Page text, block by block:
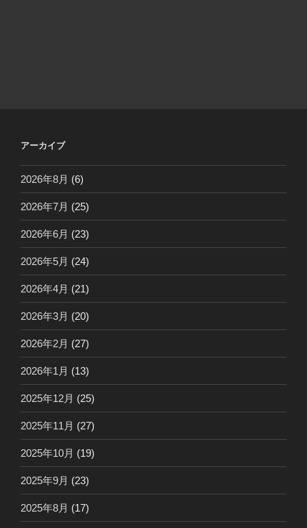
アーカイブ
2026年8月 (6)
2026年7月 (25)
2026年6月 (23)
2026年5月 (24)
2026年4月 (21)
2026年3月 (20)
2026年2月 (27)
2026年1月 (13)
2025年12月 (25)
2025年11月 (27)
2025年10月 (19)
2025年9月 (23)
2025年8月 (17)